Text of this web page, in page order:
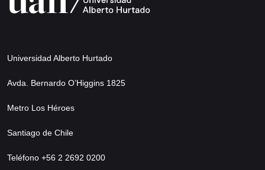
Universidad Alberto Hurtado
Avda. Bernardo O’Higgins 1825
Metro Los Héroes
Santiago de Chile
Teléfono +56 2 2692 0200